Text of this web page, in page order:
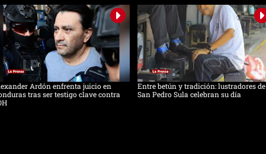
Ardón enfrenta juicio en
tras ser testigo clave contra
Entre betún y tradición: lustradores de
San Pedro Sula celebran su día